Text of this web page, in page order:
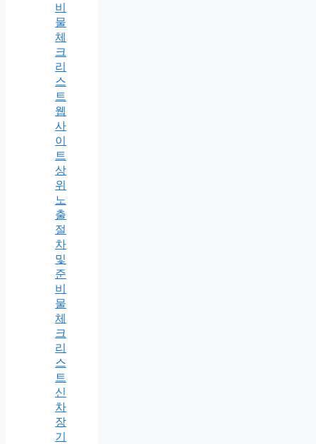
비
물
체
크
리
스
트
웹
사
이
트
상
위
노
출
절
차
및
준
비
물
체
크
리
스
트
신
차
장
기